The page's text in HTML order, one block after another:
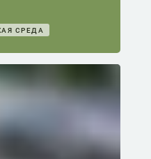
СРЕДА